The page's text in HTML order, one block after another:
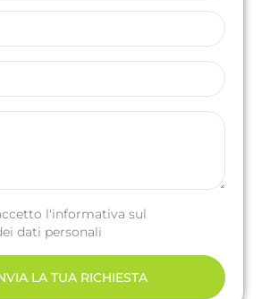
l'informativa sul
dati personali
LA TUA RICHIESTA